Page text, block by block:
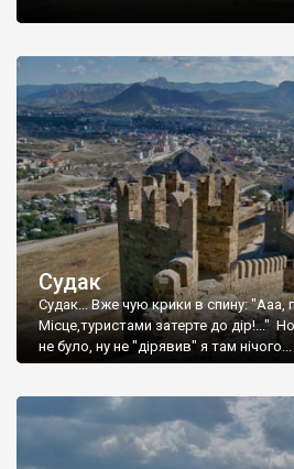
Судак
Судак... Вже чую крики в спину:
Місце,туристами затерте до дір!..."
не було, ну не "дірявив" я там